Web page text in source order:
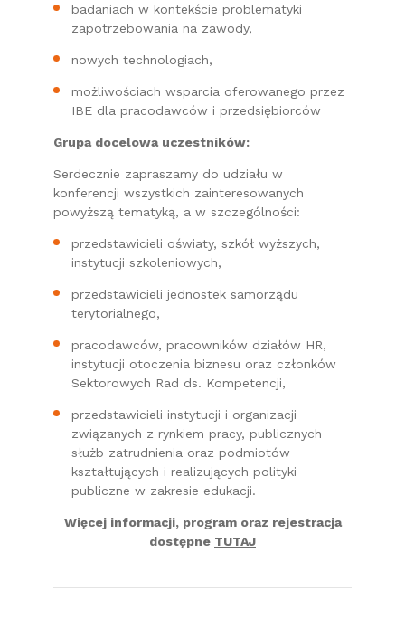
badaniach w kontekście problematyki
zapotrzebowania na zawody,
nowych technologiach,
możliwościach wsparcia oferowanego przez
IBE dla pracodawców i przedsiębiorców
Grupa docelowa uczestników:
Serdecznie zapraszamy do udziału w
konferencji wszystkich zainteresowanych
powyższą tematyką, a w szczególności:
przedstawicieli oświaty, szkół wyższych,
instytucji szkoleniowych,
przedstawicieli jednostek samorządu
terytorialnego,
pracodawców, pracowników działów HR,
instytucji otoczenia biznesu oraz członków
Sektorowych Rad ds. Kompetencji,
przedstawicieli instytucji i organizacji
związanych z rynkiem pracy, publicznych
służb zatrudnienia oraz podmiotów
kształtujących i realizujących polityki
publiczne w zakresie edukacji.
Więcej informacji, program oraz rejestracja
dostępne TUTAJ